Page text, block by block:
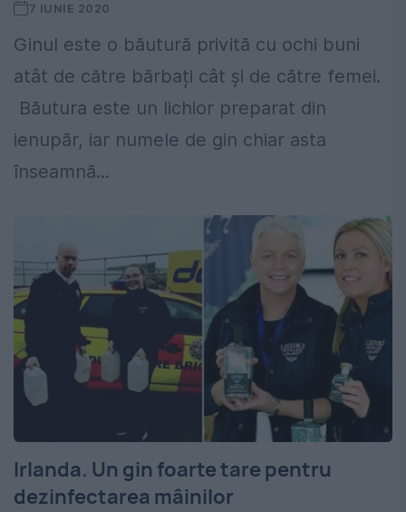
7 IUNIE 2020
Ginul este o băutură privită cu ochi buni
atât de către bărbați cât și de către femei.
Băutura este un lichior preparat din
ienupăr, iar numele de gin chiar asta
înseamnă...
Irlanda. Un gin foarte tare pentru
dezinfectarea mâinilor